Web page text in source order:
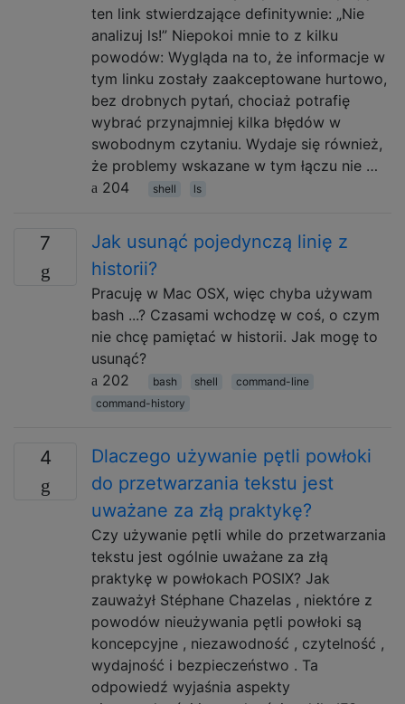
ten link stwierdzające definitywnie: „Nie
analizuj ls!” Niepokoi mnie to z kilku
powodów: Wygląda na to, że informacje w
tym linku zostały zaakceptowane hurtowo,
bez drobnych pytań, chociaż potrafię
wybrać przynajmniej kilka błędów w
swobodnym czytaniu. Wydaje się również,
że problemy wskazane w tym łączu nie …
204
shell ls
7
Jak usunąć pojedynczą linię z
historii?
Pracuję w Mac OSX, więc chyba używam
bash ...? Czasami wchodzę w coś, o czym
nie chcę pamiętać w historii. Jak mogę to
usunąć?
202
bash shell
command-line
command-history
4
Dlaczego używanie pętli powłoki
do przetwarzania tekstu jest
uważane za złą praktykę?
Czy używanie pętli while do przetwarzania
tekstu jest ogólnie uważane za złą
praktykę w powłokach POSIX? Jak
zauważył Stéphane Chazelas , niektóre z
powodów nieużywania pętli powłoki są
koncepcyjne , niezawodność , czytelność ,
wydajność i bezpieczeństwo . Ta
odpowiedź wyjaśnia aspekty